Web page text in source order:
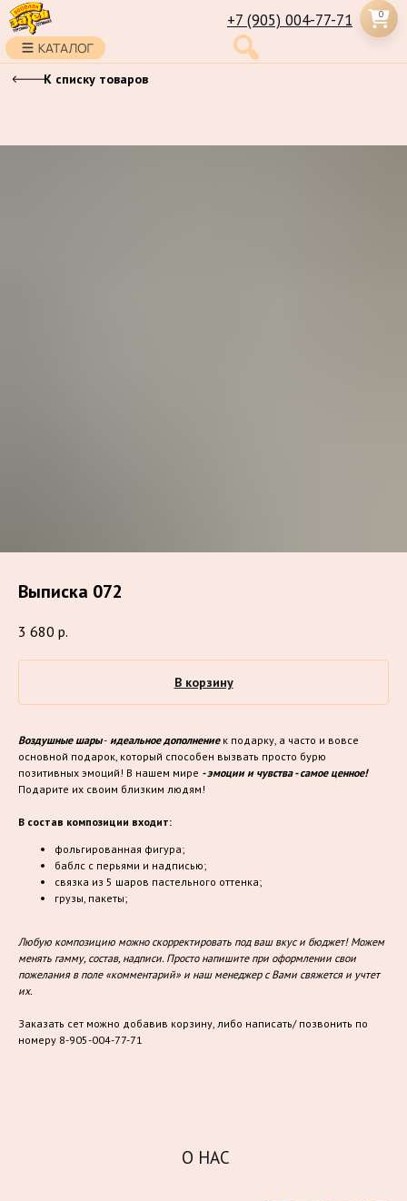
0
+7 (905) 004-77-71
К списку товаров
Выписка 072
3 680 р.
В корзину
Воздушные шары- идеальное дополнениек подарку, а часто и вовсе
основной подарок, который способен вызвать просто бурю
позитивных эмоций! В нашем мире - эмоции и чувства - самое ценное!
Подарите их своим близким людям!
В состав композиции входит:
фольгированная фигура;
баблс с перьями и надписью;
связка из 5 шаров пастельного оттенка;
грузы, пакеты;
Любую композицию можно скорректировать под ваш вкус и бюджет! Можем
менять гамму, состав, надписи. Просто напишите при оформлении свои
пожелания в поле «комментарий» и наш менеджер с Вами свяжется и учтет
их.
Заказать сет можно добавив корзину, либо написать/ позвонить по
номеру 8-905-004-77-71
О НАС